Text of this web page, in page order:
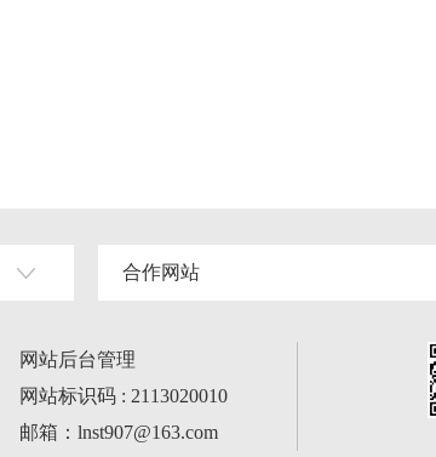
合作网站
网站后台管理
网站标识码 : 2113020010
邮箱：lnst907@163.com